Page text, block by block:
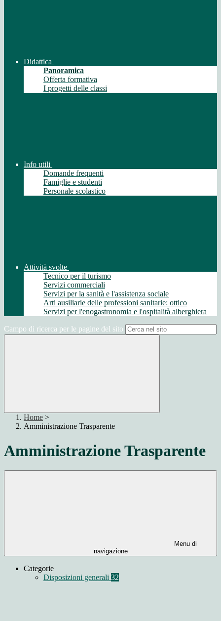
Didattica
Panoramica
Offerta formativa
I progetti delle classi
Info utili
Domande frequenti
Famiglie e studenti
Personale scolastico
Attività svolte
Tecnico per il turismo
Servizi commerciali
Servizi per la sanità e l'assistenza sociale
Arti ausiliarie delle professioni sanitarie: ottico
Servizi per l'enogastronomia e l'ospitalità alberghiera
Campo di ricerca per le pagine del sito
Home >
Amministrazione Trasparente
Amministrazione Trasparente
Menu di
navigazione
Categorie
Disposizioni generali 32